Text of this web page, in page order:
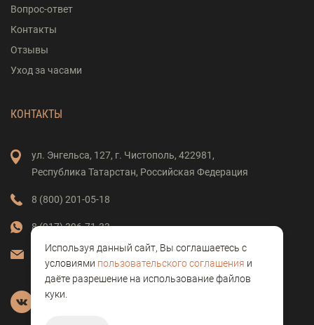
Вопрос-ответ
Контакты
Отзывы
Уход за часами
КОНТАКТЫ
ул. Энгельса, 127, г. Чистополь, 422981,
Республика Татарстан, Российская Федерация
8 (800) 201-05-18
8 (917) 396-71-33
vostok-clock@mail.ru
Используя данный сайт, Вы соглашаетесь с
условиями пользовательского соглашения и
даёте разрешение на использование файлов
куки.